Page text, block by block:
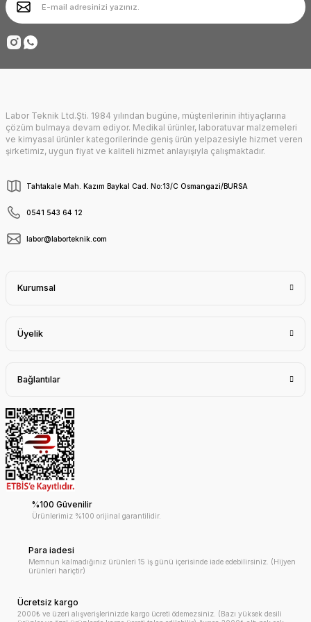
Ürün fiyatı diğer sitelerden daha pahalı.
Bu ürüne benzer farklı alternatifler olmalı.
Gönder
Deneyimini Paylaş
Labor Teknik Ltd.Şti. 1984 yılından bugüne, müşterilerinin ihtiyaçlarına
çözüm bulmaya devam ediyor. Medikal ürünler, laboratuvar malzemeleri
ve kimyasal ürünler kategorilerinde geniş ürün yelpazesiyle hizmet veren
şirketimiz, uygun fiyat ve kaliteli hizmet anlayışıyla çalışmaktadır.
Tahtakale Mah. Kazım Baykal Cad. No:13/C Osmangazi/BURSA
0541 543 64 12
labor@laborteknik.com
Kurumsal
Üyelik
Bağlantılar
%100 Güvenilir
Ürünlerimiz %100 orijinal garantilidir.
Para iadesi
Memnun kalmadığınız ürünleri 15 iş günü içerisinde iade edebilirsiniz. (Hijyen
ürünleri hariçtir)
Ücretsiz kargo
2000₺ ve üzeri alışverişlerinizde kargo ücreti ödemezsiniz. (Bazı yüksek desili